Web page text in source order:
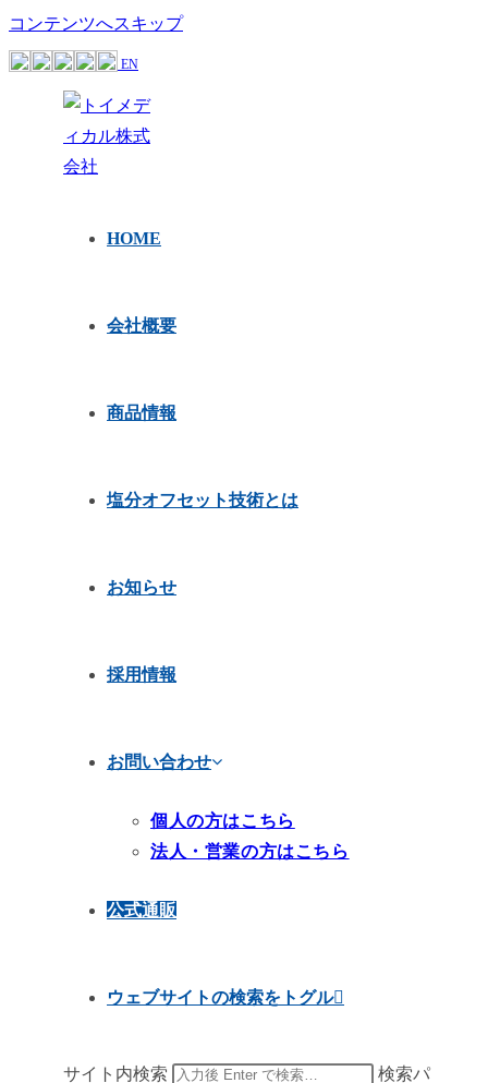
コンテンツへスキップ
EN
HOME
会社概要
商品情報
塩分オフセット技術とは
お知らせ
採用情報
お問い合わせ
個人の方はこちら
法人・営業の方はこちら
公式通販
ウェブサイトの検索をトグル
サイト内検索
検索パ